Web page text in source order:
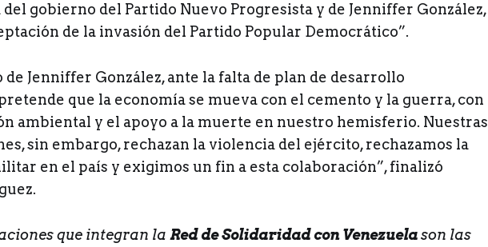
gobierno del Partido Nuevo Progresista y de Jenniffer González,
de la invasión del Partido Popular Democrático”.
de Jenniffer González, ante la falta de plan de desarrollo
que la economía se mueva con el cemento y la guerra, con
ambiental y el apoyo a la muerte en nuestro hemisferio. Nuestras
sin embargo, rechazan la violencia del ejército, rechazamos la
en el país y exigimos un fin a esta colaboración”, finalizó
que integran la Red de Solidaridad con Venezuelason las